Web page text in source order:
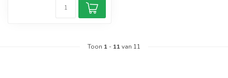
Toon 1 - 11van 11